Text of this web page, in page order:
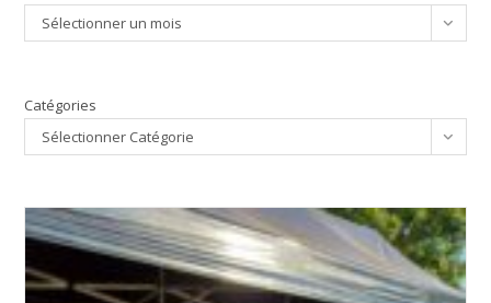
Archives
Sélectionner un mois
Catégories
Sélectionner Catégorie